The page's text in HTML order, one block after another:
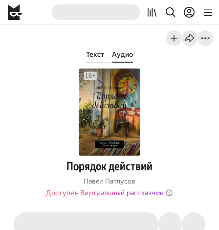
Текст Аудио
Порядок действий
Павел Патлусов
Доступен Виртуальный рассказчик